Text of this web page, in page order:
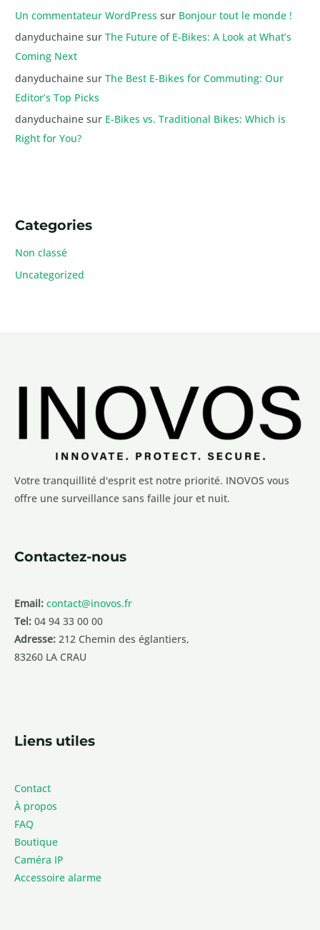
Un commentateur WordPress sur Bonjour tout le monde !
danyduchaine surThe Future of E-Bikes: A Look at What’s
Coming Next
danyduchaine surThe Best E-Bikes for Commuting: Our
Editor’s Top Picks
danyduchaine sur E-Bikes vs. Traditional Bikes: Which is
Right for You?
Categories
Non classé
Uncategorized
Votre tranquillité d'esprit est notre priorité. INOVOS vous
offre une surveillance sans faille jour et nuit.
Contactez-nous
Email: contact@inovos.fr
Tel: 04 94 33 00 00
Adresse: 212 Chemin des églantiers,
83260 LA CRAU
Liens utiles
Contact
À propos
FAQ
Boutique
Caméra IP
Accessoire alarme